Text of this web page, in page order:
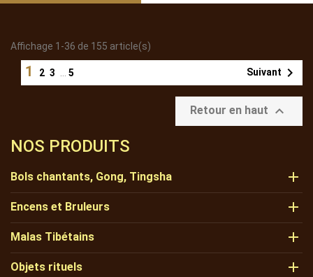
NOS PRODUITS
Bols chantants, Gong, Tingsha 
Encens et Bruleurs 
Malas Tibétains 
Objets rituels 
Affichage 1-36 de 155 article(s)
1 2 3 … 5 Suivant 
Retour en haut 